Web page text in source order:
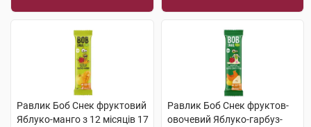
Равлик Боб Снек фруктовий
Яблуко-манго з 12 місяців 17
Равлик Боб Снек фруктов-
овочевий Яблуко-гарбуз-